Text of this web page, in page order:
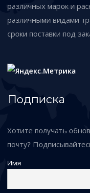
различных марок и
различными видами
сроки поставки под
Подписка
Хотите получать
почту?
Имя